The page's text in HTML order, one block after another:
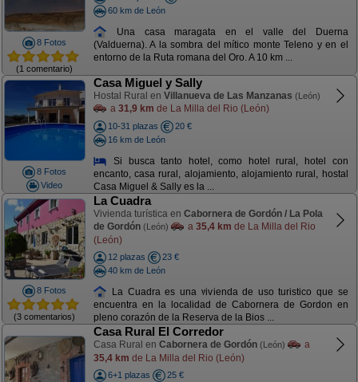
8 Fotos
(1 comentario)
60 km de León
Una casa maragata en el valle del Duerna
(Valduerna). A la sombra del mítico monte Teleno y en el
entorno de la Ruta romana del Oro. A 10 km ...
8 Fotos
Video
Casa Miguel y Sally
Hostal Rural en Villanueva de Las Manzanas (León)
a 31,9 km de La Milla del Rio (León)
10-31 plazas
20 €
16 km de León
Si busca tanto hotel, como hotel rural, hotel con
encanto, casa rural, alojamiento, alojamiento rural, hostal
Casa Miguel & Sally es la ...
8 Fotos
(3 comentarios)
La Cuadra
Vivienda turística en Cabornera de Gordón / La Pola
de Gordón (León) a 35,4 km de La Milla del Rio
(León)
12 plazas
23 €
40 km de León
La Cuadra es una vivienda de uso turistico que se
encuentra en la localidad de Cabornera de Gordon en
pleno corazón de la Reserva de la Bios ...
Casa Rural El Corredor
Casa Rural en Cabornera de Gordón (León)
a
35,4 km de La Milla del Rio (León)
6+1 plazas
25 €